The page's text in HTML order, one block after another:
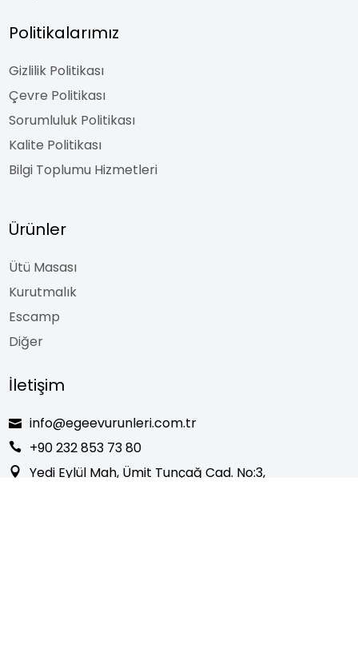
Politikalarımız
Gizlilik Politikası
Çevre Politikası
Sorumluluk Politikası
Kalite Politikası
Bilgi Toplumu Hizmetleri
Ürünler
Ütü Masası
Kurutmalık
Escamp
Diğer
İletişim
info@egeevurunleri.com.tr
+90 232 853 73 80
Yedi Eylül Mah, Ümit Tunçağ Cad. No:3,